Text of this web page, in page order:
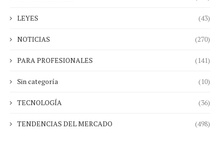
LEYES (43)
NOTICIAS (270)
PARA PROFESIONALES (141)
Sin categoría (10)
TECNOLOGÍA (36)
TENDENCIAS DEL MERCADO (498)